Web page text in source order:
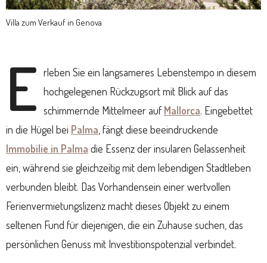
Villa zum Verkauf in Genova
E rleben Sie ein langsameres Lebenstempo in diesem
hochgelegenen Rückzugsort mit Blick auf das
schimmernde Mittelmeer auf Mallorca. Eingebettet
in die Hügel bei Palma, fängt diese beeindruckende
Immobilie in Palma die Essenz der insularen Gelassenheit
ein, während sie gleichzeitig mit dem lebendigen Stadtleben
verbunden bleibt. Das Vorhandensein einer wertvollen
Ferienvermietungslizenz macht dieses Objekt zu einem
seltenen Fund für diejenigen, die ein Zuhause suchen, das
persönlichen Genuss mit Investitionspotenzial verbindet.